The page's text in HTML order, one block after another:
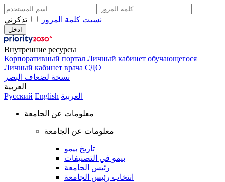
نسيت كلمة المرور تذكرني
Внутренние ресурсы
Корпоративный портал Личный кабинет обучающегося
Личный кабинет врача СДО
نسخة لضعاف البصر
العربية
Русский English العربية
معلومات عن الجامعة
معلومات عن الجامعة
تاريخ بيمو
بيمو في التصنيفات
رئيس الجامعة
انتخاب رئيس الجامعة